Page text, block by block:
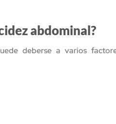
abdominal?
deberse a varios